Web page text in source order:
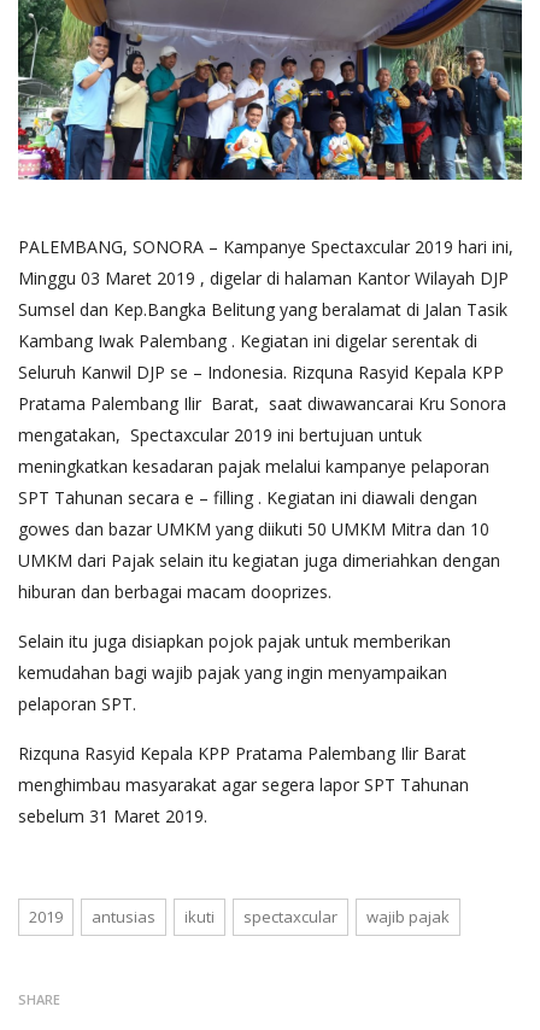
PALEMBANG, SONORA – Kampanye Spectaxcular 2019 hari ini,
Minggu 03 Maret 2019 , digelar di halaman Kantor Wilayah DJP
Sumsel dan Kep.Bangka Belitung yang beralamat di Jalan Tasik
Kambang Iwak Palembang . Kegiatan ini digelar serentak di
Seluruh Kanwil DJP se – Indonesia. Rizquna Rasyid Kepala KPP
Pratama Palembang Ilir Barat, saat diwawancarai Kru Sonora
mengatakan, Spectaxcular 2019 ini bertujuan untuk
meningkatkan kesadaran pajak melalui kampanye pelaporan
SPT Tahunan secara e – filling . Kegiatan ini diawali dengan
gowes dan bazar UMKM yang diikuti 50 UMKM Mitra dan 10
UMKM dari Pajak selain itu kegiatan juga dimeriahkan dengan
hiburan dan berbagai macam dooprizes.
Selain itu juga disiapkan pojok pajak untuk memberikan
kemudahan bagi wajib pajak yang ingin menyampaikan
pelaporan SPT.
Rizquna Rasyid Kepala KPP Pratama Palembang Ilir Barat
menghimbau masyarakat agar segera lapor SPT Tahunan
sebelum 31 Maret 2019.
2019 antusias ikuti spectaxcular wajib pajak
SHARE